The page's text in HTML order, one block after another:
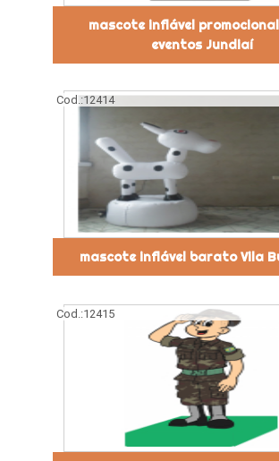
mascote inflável
eventos Jundiaí
Cod.:12414
mascote inflável barato Vila
Cod.:12415